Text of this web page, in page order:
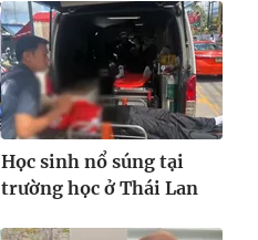
Học sinh nổ súng tại
trường học ở Thái Lan